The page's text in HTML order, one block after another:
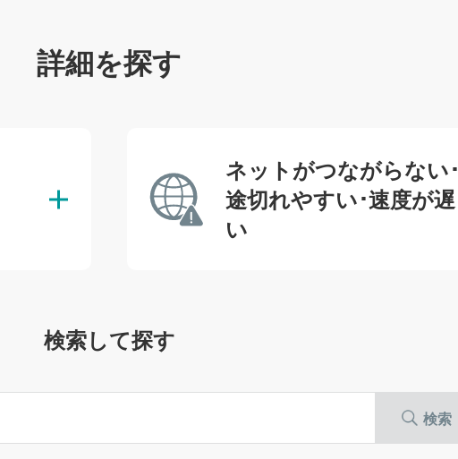
詳細を探す
ネットがつながらない･
途切れやすい･速度が遅
い
検索して探す
検索